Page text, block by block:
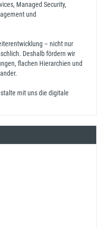
Managed Security,
und
– nicht nur
Deshalb fördern wir
flachen Hierarchien und
mit uns die digitale